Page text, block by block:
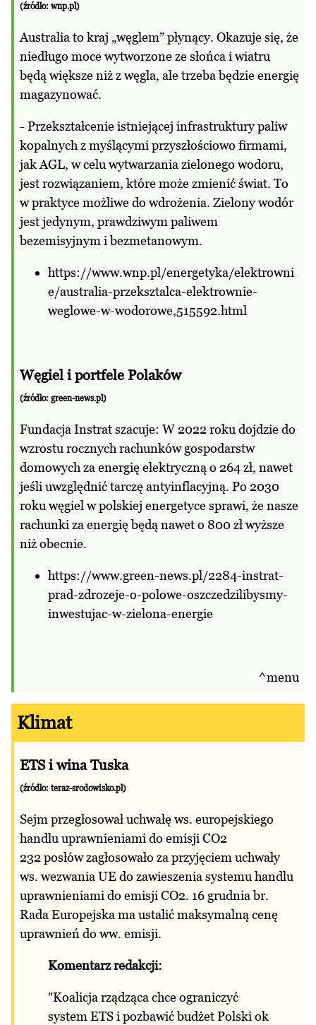
(źródło: wnp.pl)
Australia to kraj „węglem” płynący. Okazuje się, że
niedługo moce wytworzone ze słońca i wiatru
będą większe niż z węgla, ale trzeba będzie energię
magazynować.
- Przekształcenie istniejącej infrastruktury paliw
kopalnych z myślącymi przyszłościowo firmami,
jak AGL, w celu wytwarzania zielonego wodoru,
jest rozwiązaniem, które może zmienić świat. To
w praktyce możliwe do wdrożenia. Zielony wodór
jest jedynym, prawdziwym paliwem
bezemisyjnym i bezmetanowym.
https://www.wnp.pl/energetyka/elektrowni
e/australia-przeksztalca-elektrownie-
weglowe-w-wodorowe,515592.html
Węgiel i portfele Polaków
(źródło: green-news.pl)
Fundacja Instrat szacuje: W 2022 roku dojdzie do
wzrostu rocznych rachunków gospodarstw
domowych za energię elektryczną o 264 zł, nawet
jeśli uwzględnić tarczę antyinflacyjną. Po 2030
roku węgiel w polskiej energetyce sprawi, że nasze
rachunki za energię będą nawet o 800 zł wyższe
niż obecnie.
https://www.green-news.pl/2284-instrat-
prad-zdrozeje-o-polowe-oszczedzilibysmy-
inwestujac-w-zielona-energie
^menu
Klimat
ETS i wina Tuska
(źródło: teraz-srodowisko.pl)
Sejm przegłosował uchwałę ws. europejskiego
handlu uprawnieniami do emisji CO2
232 posłów zagłosowało za przyjęciem uchwały
ws. wezwania UE do zawieszenia systemu handlu
uprawnieniami do emisji CO2. 16 grudnia br.
Rada Europejska ma ustalić maksymalną cenę
uprawnień do ww. emisji.
Komentarz redakcji:
"Koalicja rządząca chce ograniczyć
system ETS i pozbawić budżet Polski ok